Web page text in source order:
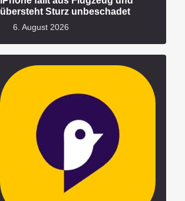
übersteht Sturz unbeschadet
6. August 2026